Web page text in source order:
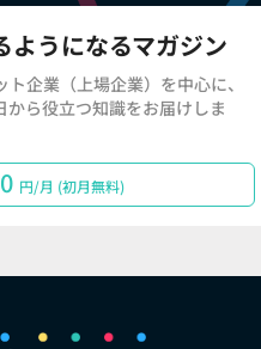
ようになるマガジン
企業（上場企業）を中心に、
から役立つ知識をお届けしま
円/月 (初月無料)